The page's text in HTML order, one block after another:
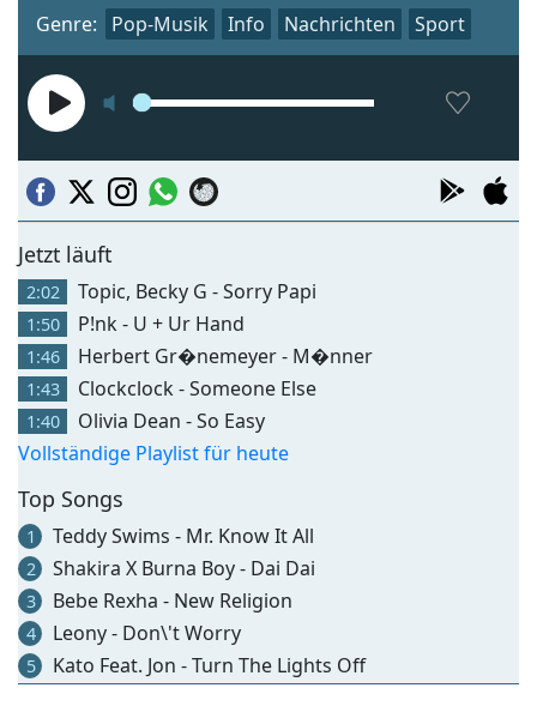
Genre: Pop-Musik Info Nachrichten Sport
Jetzt läuft
2:02 Topic, Becky G - Sorry Papi
1:50 P!nk - U + Ur Hand
1:46 Herbert Gr�nemeyer - M�nner
1:43 Clockclock - Someone Else
1:40
Olivia Dean - So Easy
Vollständige Playlist für heute
Top Songs
1 Teddy Swims - Mr. Know It All
2 Shakira X Burna Boy - Dai Dai
3 Bebe Rexha - New Religion
4 Leony - Don\'t Worry
5 Kato Feat. Jon - Turn The Lights Off